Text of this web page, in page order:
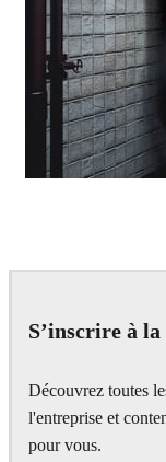
S’inscrire à
Découvrez toutes
l'entreprise et
pour vous.